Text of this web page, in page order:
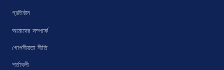
প্রতিষ্ঠান
আমাদের সম্পর্কে
গোপনীয়তা নীতি
শর্তাবলী